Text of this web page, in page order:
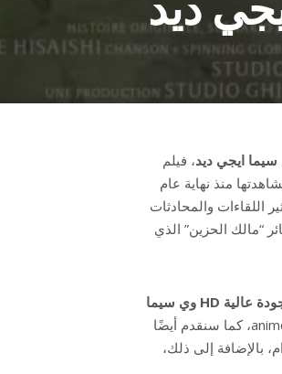
، فيلم
منذ نهاية عام
اللقاءات والمحادثات
“مالك الحزين” الذي
مشاهدة فيلم The Boy and the Heron مترجم كامل بجودة عالية HD وي سيما
، وكذلك عبر منصات مثل anime4up وanime slayer، كما سنقدم أيضًا
بالإضافة إلى ذلك،